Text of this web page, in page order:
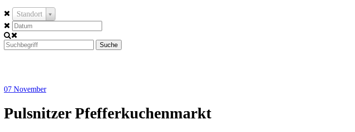
Standort
Suche
07 November
Pulsnitzer Pfefferkuchenmarkt